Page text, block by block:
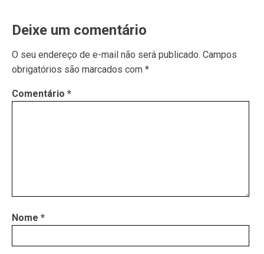
Deixe um comentário
O seu endereço de e-mail não será publicado. Campos
obrigatórios são marcados com *
Comentário *
Nome *